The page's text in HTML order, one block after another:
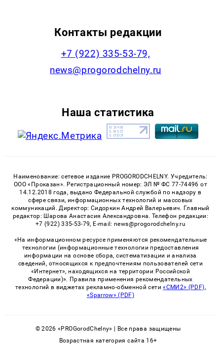
Контакты редакции
+7 (922) 335-53-79,
news@progorodchelny.ru
Наша статистика
Наименование: сетевое издание PROGORODCHELNY. Учредитель:
ООО «Проказан». Регистрационный номер: ЭЛ № ФС 77-74496 от
14.12.2018 года, выдано Федеральной службой по надзору в
сфере связи, информационных технологий и массовых
коммуникаций. Директор: Сидоркин Андрей Валерьевич. Главный
редактор: Шарова Анастасия Александровна. Телефон редакции:
+7 (922) 335-53-79, E-mail: news@progorodchelny.ru
«На информационном ресурсе применяются рекомендательные
технологии (информационные технологии предоставления
информации на основе сбора, систематизации и анализа
сведений, относящихся к предпочтениям пользователей сети
«Интернет», находящихся на территории Российской
Федерации)». Правила применения рекомендательных
технологий в виджетах рекламно-обменной сети«СМИ2» (PDF),
«Sparrow» (PDF)
© 2026 «PROGorodChelny» | Все права защищены
Возрастная категория сайта 16+